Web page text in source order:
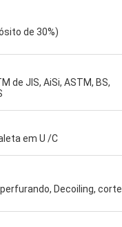
de 30%)
de JIS, AiSi, ASTM, BS,
em U /C
Decoiling, corte